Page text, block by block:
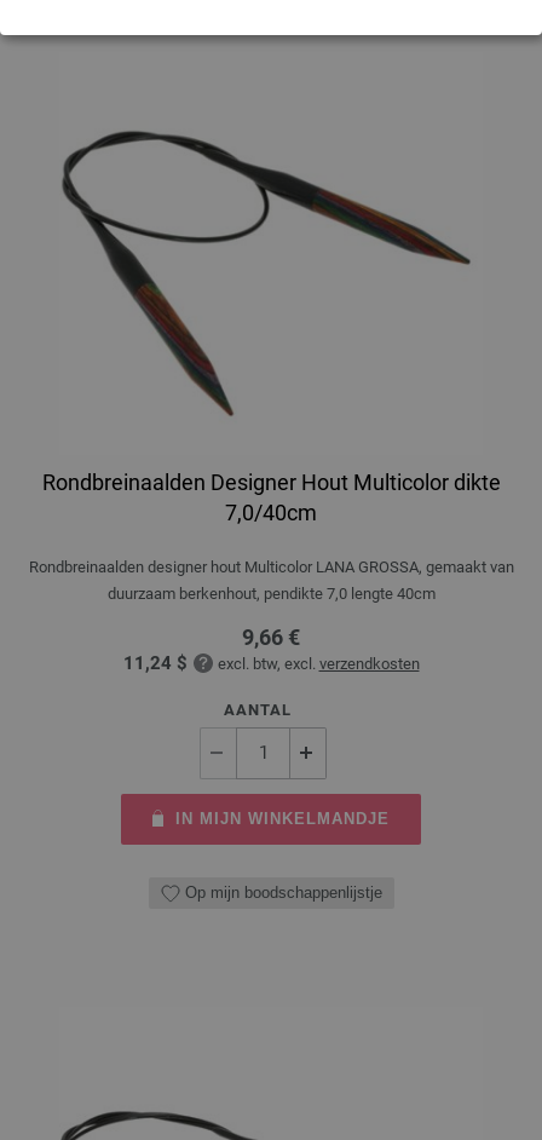
Rondbreinaalden Designer Hout Multicolor dikte
7,0/40cm
Rondbreinaalden designer hout Multicolor LANA GROSSA, gemaakt van
duurzaam berkenhout, pendikte 7,0 lengte 40cm
9,66 €
11,24 $ excl. btw, excl. verzendkosten
AANTAL
IN MIJN WINKELMANDJE
Op mijn boodschappenlijstje